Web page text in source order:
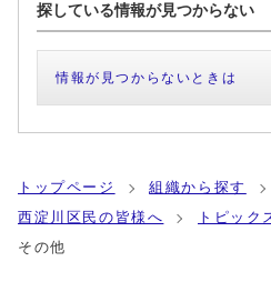
探している情報が見つからない
情報が見つからないときは
トップページ 組織から探す
西淀川区民の皆様へ
トピック
その他